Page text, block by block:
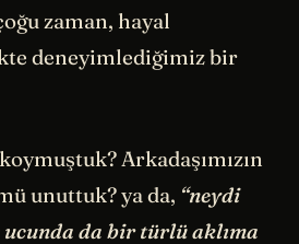
zaman, hayal
deneyimlediğimiz bir
Arkadaşımızın
unuttuk? ya da, “neydi
da bir türlü aklıma